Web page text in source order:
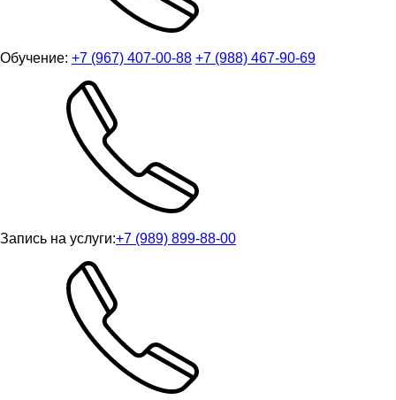
Обучение: +7 (967) 407-00-88 +7 (988) 467-90-69
Запись на услуги:+7 (989) 899-88-00